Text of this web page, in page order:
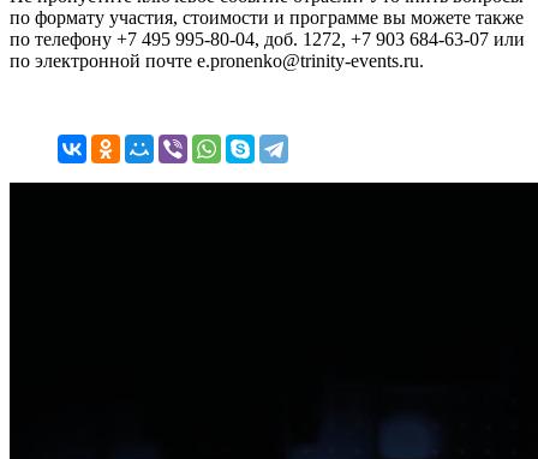
по формату участия, стоимости и программе вы можете также
по телефону +7 495 995-80-04, доб. 1272, +7 903 684-63-07 или
по электронной почте e.pronenko@trinity-events.ru.